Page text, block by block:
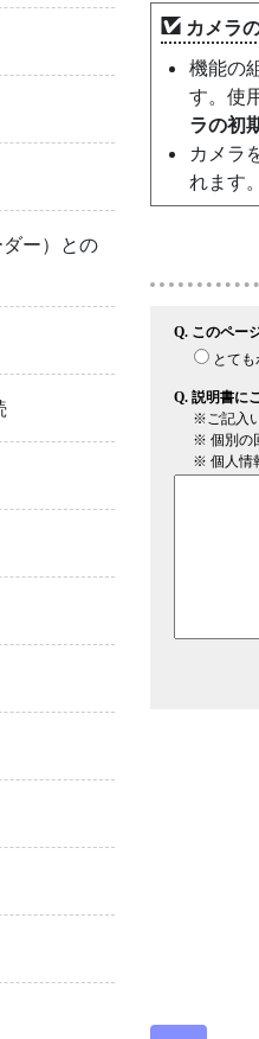
ー）との
カメラ
機能の
す。使
ラの初
カメラ
れます